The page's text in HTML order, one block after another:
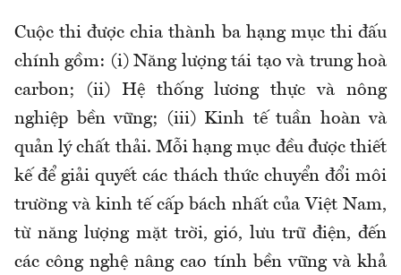
Cuộc thi được chia thành ba hạng mục thi đấu
chính gồm: (i) Năng lượng tái tạo và trung hoà
carbon; (ii) Hệ thống lương thực và nông
nghiệp bền vững; (iii) Kinh tế tuần hoàn và
quản lý chất thải. Mỗi hạng mục đều được thiết
kế để giải quyết các thách thức chuyển đổi môi
trường và kinh tế cấp bách nhất của Việt Nam,
từ năng lượng mặt trời, gió, lưu trữ điện, đến
các công nghệ nâng cao tính bền vững và khả